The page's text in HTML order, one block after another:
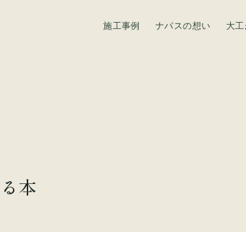
施工事例 ナパスの想い 大
本